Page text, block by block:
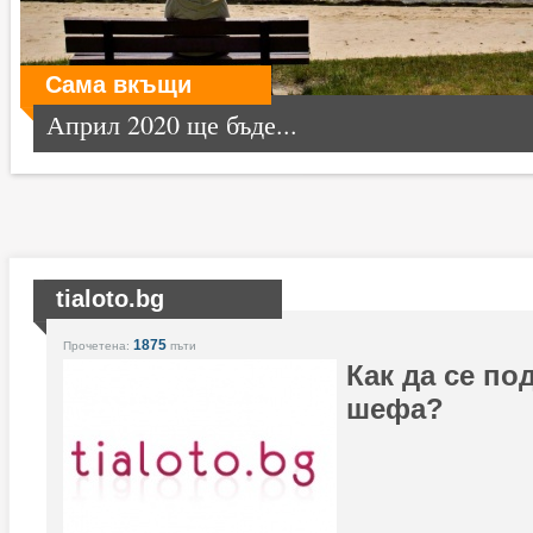
Сама вкъщи
Април 2020 ще бъде...
tialoto.bg
Прочетена: 1875 пъти
Как да се
шефа?